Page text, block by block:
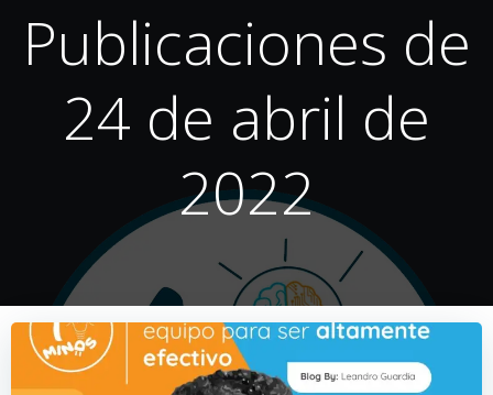
Publicaciones de
24 de abril de
2022